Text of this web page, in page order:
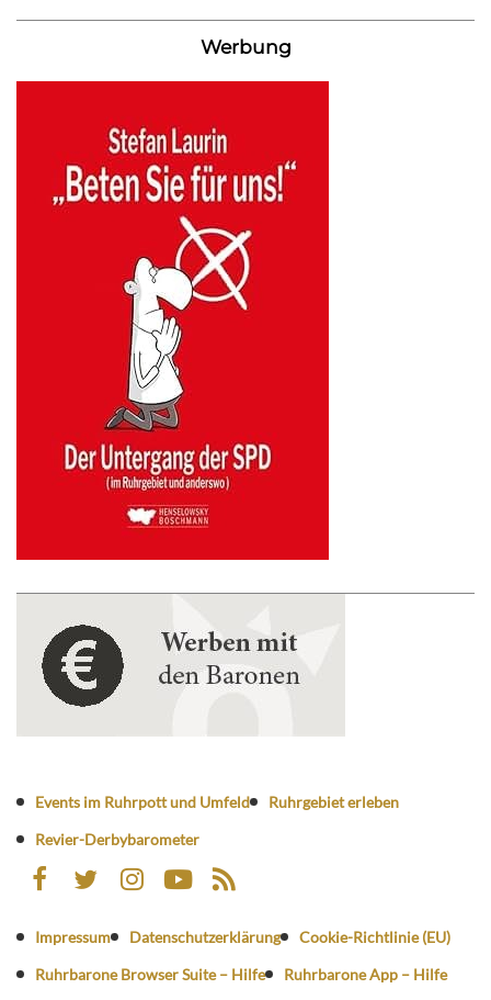
Werbung
Events im Ruhrpott und Umfeld
Ruhrgebiet erleben
Revier-Derbybarometer
Impressum Datenschutzerklärung
Cookie-Richtlinie (EU)
Ruhrbarone Browser Suite – Hilfe
Ruhrbarone App – Hilfe